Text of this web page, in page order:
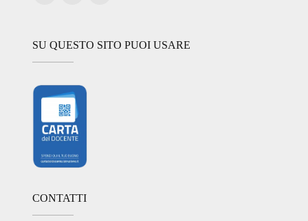
SU QUESTO SITO PUOI USARE
CONTATTI